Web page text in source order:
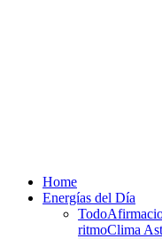
Home
Energías del Día
Todo
ritmoClima